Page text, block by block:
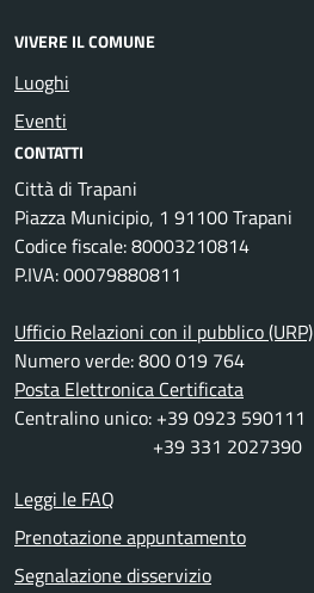
VIVERE IL COMUNE
Luoghi
Eventi
CONTATTI
Città di Trapani
Piazza Municipio, 1 91100 Trapani
Codice fiscale: 80003210814
P.IVA: 00079880811
Ufficio Relazioni con il pubblico (URP)
Numero verde: 800 019 764
Posta Elettronica Certificata
Centralino unico: +39 0923 590111
+39 331 2027390
Leggi le FAQ
Prenotazione appuntamento
Segnalazione disservizio